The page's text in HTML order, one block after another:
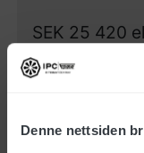
Denne nettsiden
SEK 25 420